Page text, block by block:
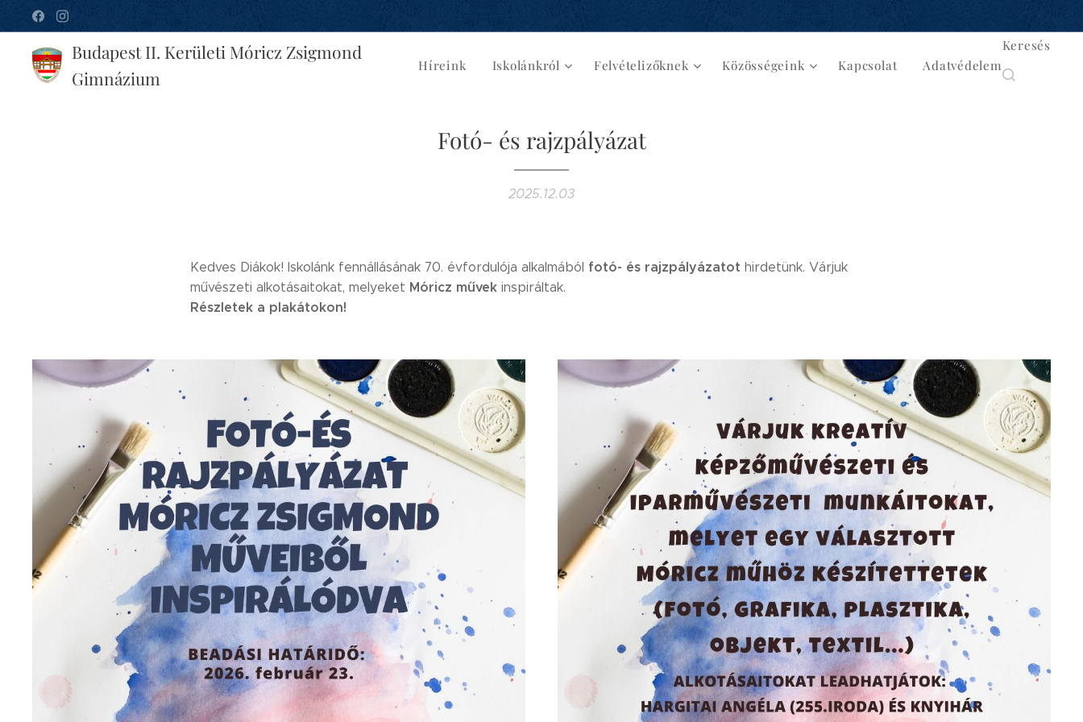
Budapest II. Kerületi Móricz Zsigmond
Gimnázium
Híreink Iskolánkról Felvételizőknek Közösségeink Kapcsolat Adatvédelem
Keresés
Fotó- és rajzpályázat
2025.12.03
Kedves Diákok! Iskolánk fennállásának 70. évfordulója alkalmából fotó- és rajzpályázatot hirdetünk. Várjuk
művészeti alkotásaitokat, melyeket Móricz művek inspiráltak.
Részletek a plakátokon!